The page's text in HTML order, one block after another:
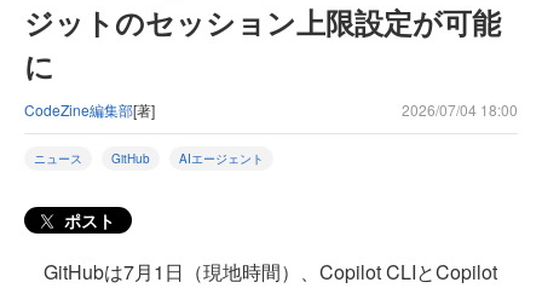
ジットのセッション上限設定が可能
に
CodeZine編集部[著] 2026/07/04 18:00
ニュース GitHub AIエージェント
ポスト
GitHubは7月1日（現地時間）、Copilot CLIとCopilot